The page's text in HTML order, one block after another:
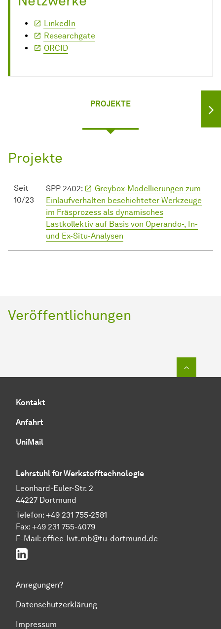
LinkedIn
Researchgate
ORCID
PROJEKTE
Projekte
Seit
10/23
SPP 2402:
Greybox-Modellierungen zum
Einlaufverhalten beschichteter Werkzeuge
im Fräsprozess als dynamisches
Lastkollektiv auf Basis von Operando-, In-
und Ex-Situ-Analysen
Veröffentlichungen
Kontakt
Anfahrt
UniMail
Lehrstuhl für Werkstofftechnologie
Leonhard-Euler-Str. 2
44227 Dortmund
Telefon: +49 231 755-2581
Fax: +49 231 755-4079
E-Mail: office-lwt.mb@tu-dortmund.de
LinkedIn
Anregungen?
Datenschutzerklärung
Impressum